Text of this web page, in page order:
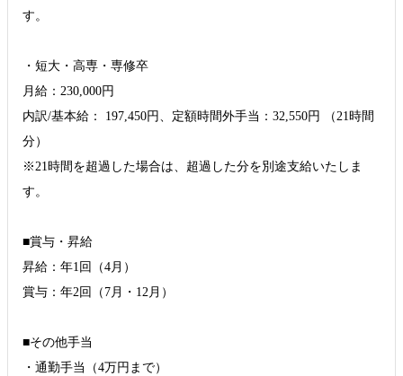
す。
・短大・高専・専修卒
月給：230,000円
内訳/基本給： 197,450円、定額時間外手当：32,550円 （21時間
分）
※21時間を超過した場合は、超過した分を別途支給いたしま
す。
■賞与・昇給
昇給：年1回（4月）
賞与：年2回（7月・12月）
■その他手当
・通勤手当（4万円まで）